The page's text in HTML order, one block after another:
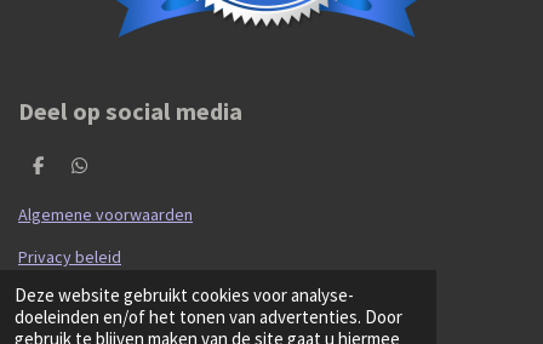
Deze website gebruikt cookies voor analyse-
doeleinden en/of het tonen van advertenties. Door
gebruik te blijven maken van de site gaat u hiermee
Deel op social media
D
l
e
D
l
e
Algemene voorwaarden
Privacy beleid
Powered by JouwWeb